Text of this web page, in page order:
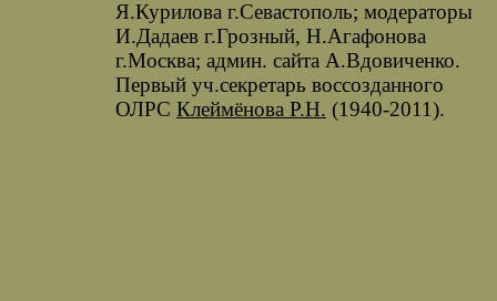
Я.Курилова г.Севастополь; модераторы
И.Дадаев г.Грозный, Н.Агафонова
г.Москва; админ. сайта А.Вдовиченко.
Первый уч.секретарь воссозданного
ОЛРС Клеймёнова Р.Н. (1940-2011).